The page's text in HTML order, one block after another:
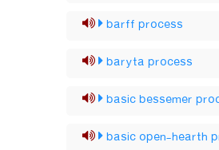
barff process
baryta process
basic bessemer
basic open-hearth